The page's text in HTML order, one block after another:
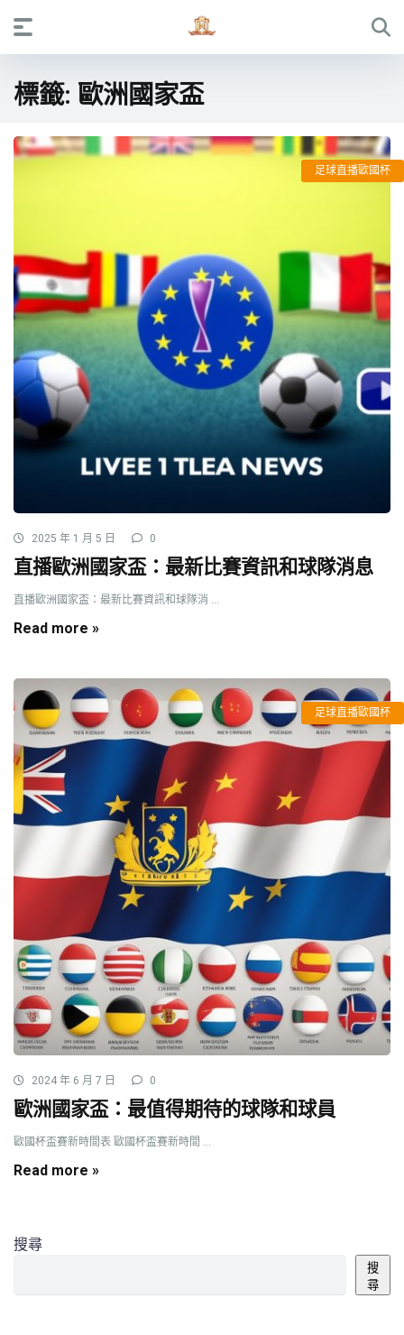
標籤: 歐洲國家盃
足球直播歐國杯
2025 年 1 月 5 日 0
直播歐洲國家盃：最新比賽資訊和球隊消息
直播歐洲國家盃：最新比賽資訊和球隊消 ...
Read more »
足球直播歐國杯
2024 年 6 月 7 日 0
歐洲國家盃：最值得期待的球隊和球員
歐國杯盃賽新時間表 歐國杯盃賽新時間 ...
Read more »
搜尋
搜
尋